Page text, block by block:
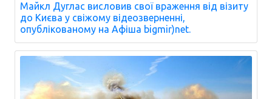
Майкл Дуглас висловив свої враження від візиту
до Києва у свіжому відеозверненні,
опублікованому на Афіша bigmir)net.